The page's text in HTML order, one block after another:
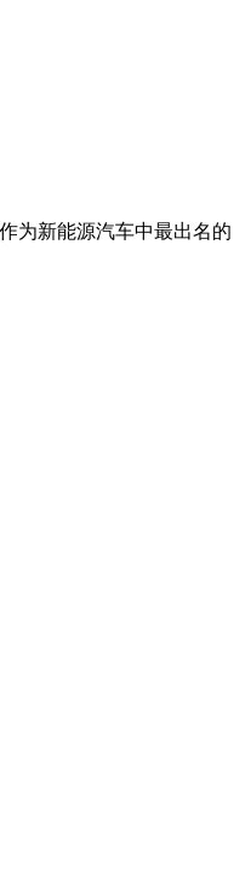
为新能源汽车中最出名的